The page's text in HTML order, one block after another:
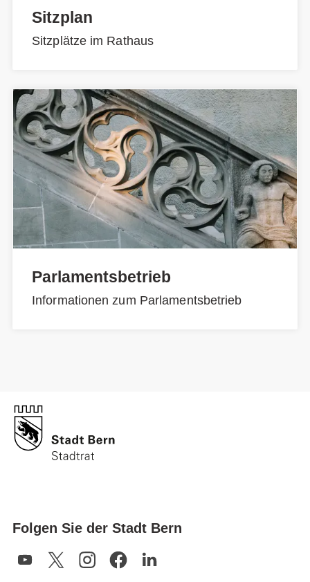
Sitzplan
Sitzplätze im Rathaus
Parlamentsbetrieb
Informationen zum Parlamentsbetrieb
Folgen Sie der Stadt Bern